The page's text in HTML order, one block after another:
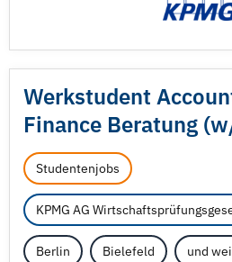
Werkstudent
Finance Beratung
Studentenjobs
KPMG AG
Berlin Bielefeld und